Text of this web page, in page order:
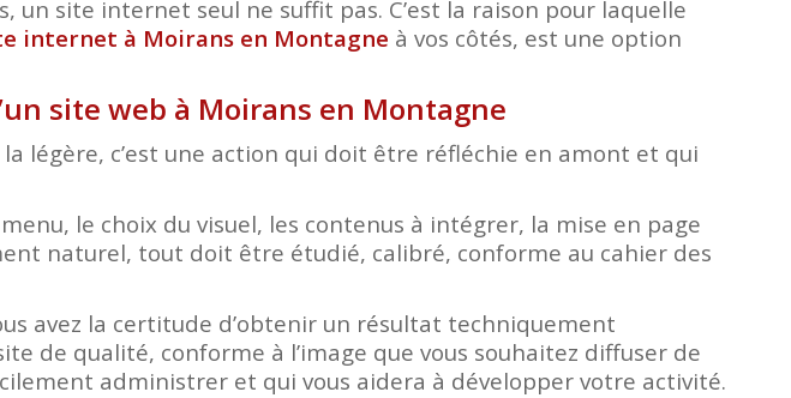
site internet seul ne suffit pas. C’est la raison pour laquelle
internet à Moirans en Montagne à vos côtés, est une option
site web à Moirans en Montagne
légère, c’est une action qui doit être réfléchie en amont et qui
le choix du visuel, les contenus à intégrer, la mise en page
naturel, tout doit être étudié, calibré, conforme au cahier des
avez la certitude d’obtenir un résultat techniquement
de qualité, conforme à l’image que vous souhaitez diffuser de
administrer et qui vous aidera à développer votre activité.